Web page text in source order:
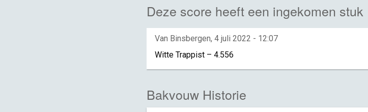
Deze score heeft een ingekomen stuk
Van Binsbergen, 4 juli 2022 - 12:07
Witte Trappist – 4.556
Bakvouw Historie